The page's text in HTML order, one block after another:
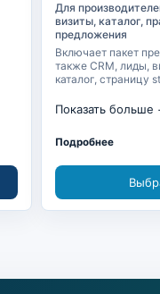
Для
визиты, каталог,
предложения
Включает пакет
также CRM, лиды,
каталог, страницу
Показать больше
Цифровой
Подробнее